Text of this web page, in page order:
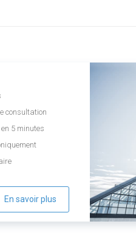
consultation
5 minutes
En savoir plus